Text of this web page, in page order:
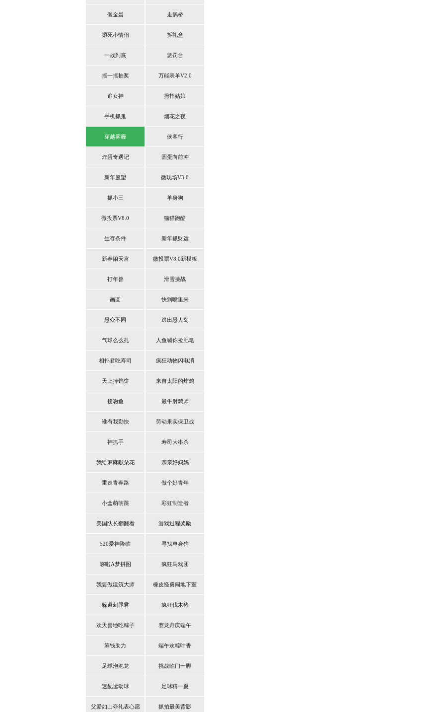
砸金蛋 走鹊桥
摁死小情侣 拆礼盒
一战到底 惩罚台
摇一摇抽奖 万能表单V2.0
追女神 拇指姑娘
手机抓鬼 烟花之夜
穿越雾霾 侠客行
炸蛋奇遇记 圆蛋向前冲
新年愿望 微现场V3.0
抓小三 单身狗
微投票V8.0 猫猫跑酷
生存条件 新年抓财运
新春闹天宫 微投票V8.0新模板
打年兽 滑雪挑战
画圆 快到嘴里来
愚众不同 逃出愚人岛
气球么么扎 人鱼喊你捡肥皂
相扑君吃寿司 疯狂动物闪电消
天上掉馅饼 来自太阳的炸鸡
接吻鱼 最牛射鸡师
谁有我勤快 劳动果实保卫战
神抓手 寿司大串杀
我给麻麻献朵花 亲亲好妈妈
重走青春路 做个好青年
小盒萌萌跳 彩虹制造者
美国队长翻翻看 游戏过程奖励
520爱神降临 寻找单身狗
哆啦A梦拼图 疯狂马戏团
我要做建筑大师 橡皮怪勇闯地下室
躲避刺豚君 疯狂伐木猪
欢天喜地吃粽子 赛龙舟庆端午
筹钱助力 端午欢粽叶香
足球泡泡龙 挑战临门一脚
速配运动球 足球猜一夏
父爱如山夺礼表心愿 抓拍最美背影